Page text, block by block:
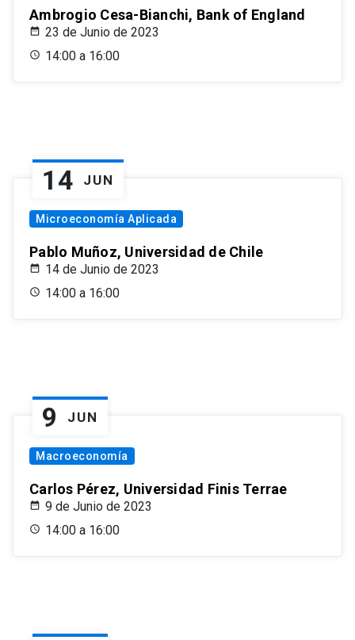
Ambrogio Cesa-Bianchi, Bank of England
23 de Junio de 2023
14:00 a 16:00
14 JUN
Microeconomía Aplicada
Pablo Muñoz, Universidad de Chile
14 de Junio de 2023
14:00 a 16:00
9 JUN
Macroeconomía
Carlos Pérez, Universidad Finis Terrae
9 de Junio de 2023
14:00 a 16:00